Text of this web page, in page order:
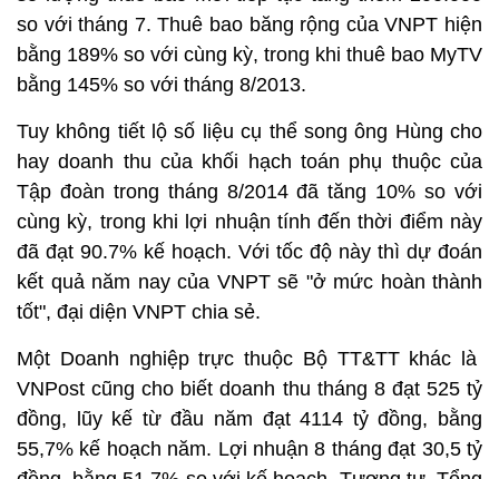
so với tháng 7. Thuê bao băng rộng của VNPT hiện
bằng 189% so với cùng kỳ, trong khi thuê bao MyTV
bằng 145% so với tháng 8/2013.
Tuy không tiết lộ số liệu cụ thể song ông Hùng cho
hay doanh thu của khối hạch toán phụ thuộc của
Tập đoàn trong tháng 8/2014 đã tăng 10% so với
cùng kỳ, trong khi lợi nhuận tính đến thời điểm này
đã đạt 90.7% kế hoạch. Với tốc độ này thì dự đoán
kết quả năm nay của VNPT sẽ "ở mức hoàn thành
tốt", đại diện VNPT chia sẻ.
Một Doanh nghiệp trực thuộc Bộ TT&TT khác là
VNPost cũng cho biết doanh thu tháng 8 đạt 525 tỷ
đồng, lũy kế từ đầu năm đạt 4114 tỷ đồng, bằng
55,7% kế hoạch năm. Lợi nhuận 8 tháng đạt 30,5 tỷ